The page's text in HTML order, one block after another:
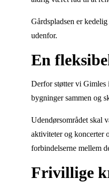
Gårdspladsen er
udenfor.
En
Derfor støtter vi Gimles
bygninger sammen og
Udendørsområdet skal
aktiviteter og koncerter
forbindelserne mellem
Frivillige